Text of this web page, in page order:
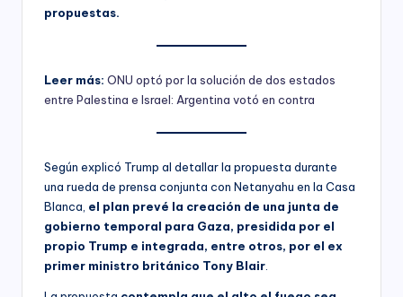
propuestas.
Leer más: ONU optó por la solución de dos estados
entre Palestina e Israel: Argentina votó en contra
Según explicó Trump al detallar la propuesta durante
una rueda de prensa conjunta con Netanyahu en la Casa
Blanca, el plan prevé la creación de una junta de
gobierno temporal para Gaza, presidida por el
propio Trump e integrada, entre otros, por el ex
primer ministro británico Tony Blair